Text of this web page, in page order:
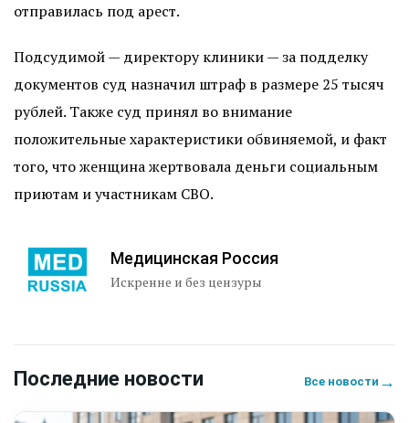
отправилась под арест.
Подсудимой — директору клиники — за подделку
документов суд назначил штраф в размере 25 тысяч
рублей. Также суд принял во внимание
положительные характеристики обвиняемой, и факт
того, что женщина жертвовала деньги социальным
приютам и участникам СВО.
Медицинская Россия
Искренне и без цензуры
Последние новости Все новости →